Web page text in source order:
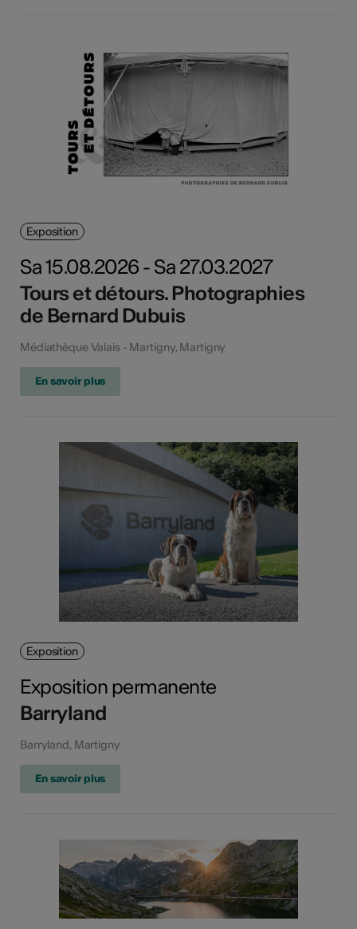
Exposition
Sa 15.08.2026 - Sa 27.03.2027
Tours et détours. Photographies
de Bernard Dubuis
Médiathèque Valais - Martigny, Martigny
En savoir plus
Exposition
Exposition permanente
Barryland
Barryland, Martigny
En savoir plus